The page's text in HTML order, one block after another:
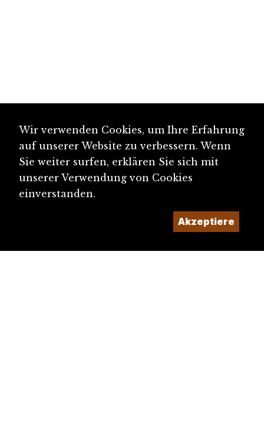
Wir verwenden Cookies, um Ihre Erfahrung
auf unserer Website zu verbessern. Wenn
Sie weiter surfen, erklären Sie sich mit
unserer Verwendung von Cookies
einverstanden.
Akzeptiere